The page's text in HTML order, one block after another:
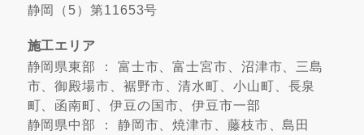
静岡（5）第11653号
施工エリア
静岡県東部 ： 富士市、富士宮市、沼津市、三島
市、御殿場市、裾野市、清水町、小山町、長泉
町、函南町、伊豆の国市、伊豆市一部
静岡県中部 ： 静岡市、焼津市、藤枝市、島田